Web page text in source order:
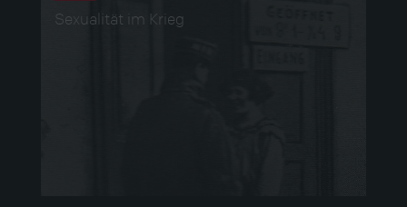
Sexualität im Krieg